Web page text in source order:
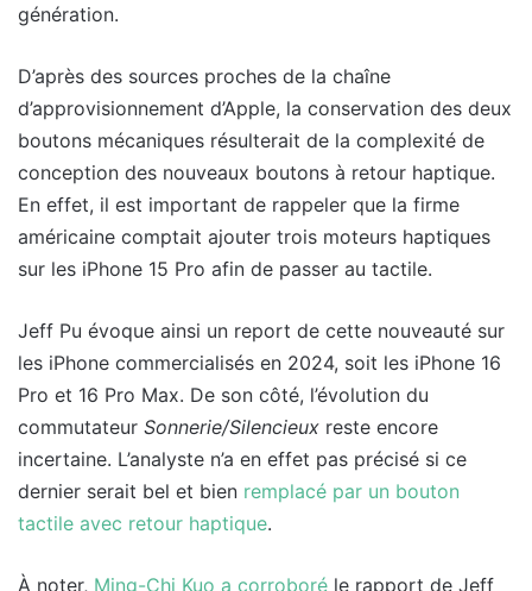
génération.
D’après des sources proches de la chaîne
d’approvisionnement d’Apple, la conservation des deux
boutons mécaniques résulterait de la complexité de
conception des nouveaux boutons à retour haptique.
En effet, il est important de rappeler que la firme
américaine comptait ajouter trois moteurs haptiques
sur les iPhone 15 Pro afin de passer au tactile.
Jeff Pu évoque ainsi un report de cette nouveauté sur
les iPhone commercialisés en 2024, soit les iPhone 16
Pro et 16 Pro Max. De son côté, l’évolution du
commutateur Sonnerie/Silencieux reste encore
incertaine. L’analyste n’a en effet pas précisé si ce
dernier serait bel et bien remplacé par un bouton
tactile avec retour haptique.
À noter, Ming-Chi Kuo a corroboré le rapport de Jeff